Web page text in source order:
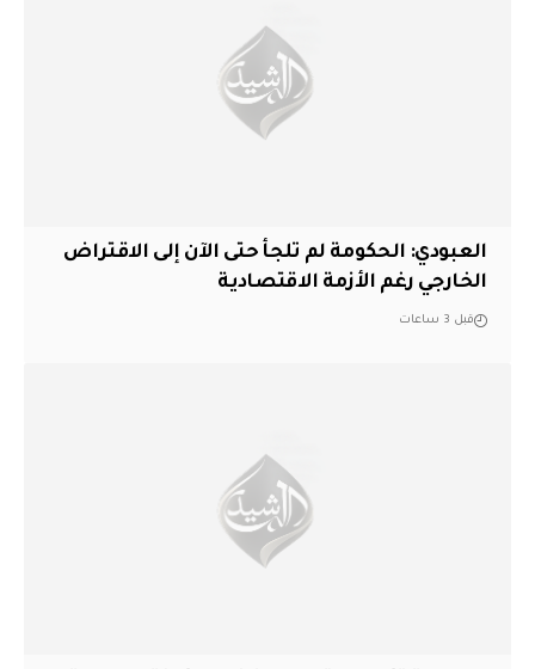
العبودي: الحكومة لم تلجأ حتى الآن إلى الاقتراض
الخارجي رغم الأزمة الاقتصادية
قبل 3 ساعات